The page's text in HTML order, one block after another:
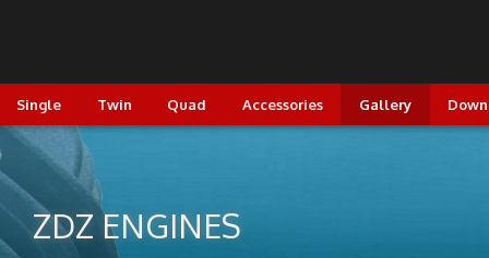
Single Twin Quad Accessories Gallery
ZDZ ENGINES